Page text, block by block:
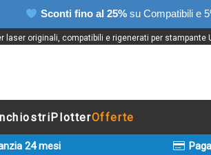
Sconti fino al 25% su Compatibili e
laser originali, compatibili e rigenerati per stampante
PlotterOfferte
24 mesi